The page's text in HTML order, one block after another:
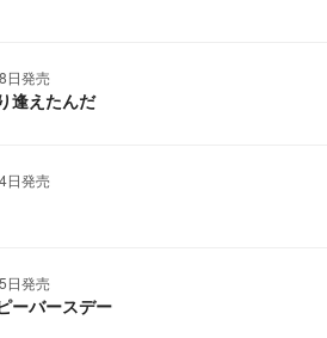
日発売
逢えたんだ
日発売
日発売
ーバースデー